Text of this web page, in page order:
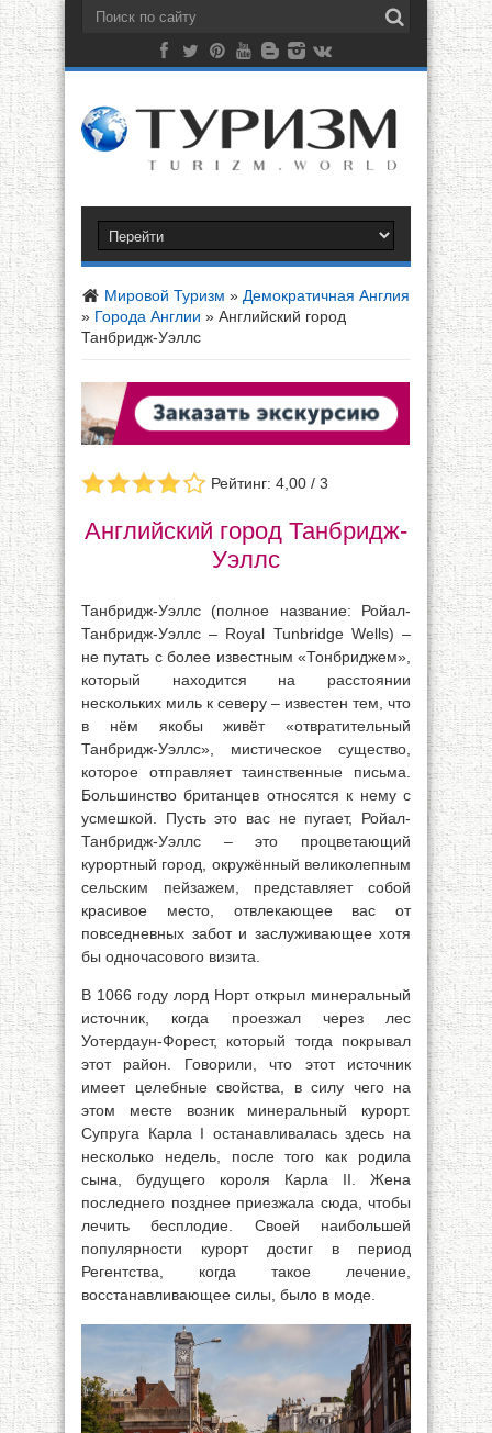
Мировой Туризм » Демократичная Англия
» Города Англии » Английский город
Танбридж-Уэллс
Рейтинг: 4,00 / 3
Английский город Танбридж-
Уэллс
Танбридж-Уэллс (полное название: Ройал-
Танбридж-Уэллс – Royal Tunbridge Wells) –
не путать с более известным «Тонбриджем»,
который находится на расстоянии
нескольких миль к северу – известен тем, что
в нём якобы живёт «отвратительный
Танбридж-Уэллс», мистическое существо,
которое отправляет таинственные письма.
Большинство британцев относятся к нему с
усмешкой. Пусть это вас не пугает, Ройал-
Танбридж-Уэллс – это процветающий
курортный город, окружённый великолепным
сельским пейзажем, представляет собой
красивое место, отвлекающее вас от
повседневных забот и заслуживающее хотя
бы одночасового визита.
В 1066 году лорд Норт открыл минеральный
источник, когда проезжал через лес
Уотердаун-Форест, который тогда покрывал
этот район. Говорили, что этот источник
имеет целебные свойства, в силу чего на
этом месте возник минеральный курорт.
Супруга Карла I останавливалась здесь на
несколько недель, после того как родила
сына, будущего короля Карла II. Жена
последнего позднее приезжала сюда, чтобы
лечить бесплодие. Своей наибольшей
популярности курорт достиг в период
Регентства, когда такое лечение,
восстанавливающее силы, было в моде.